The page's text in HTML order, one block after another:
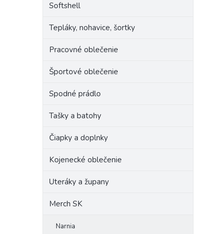
Softshell
Tepláky, nohavice, šortky
Pracovné oblečenie
Športové oblečenie
Spodné prádlo
Tašky a batohy
Čiapky a doplnky
Kojenecké oblečenie
Uteráky a župany
Merch SK
Narnia